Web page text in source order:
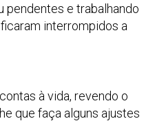
pendentes e trabalhando
interrompidos a
à vida, revendo o
que faça alguns ajustes